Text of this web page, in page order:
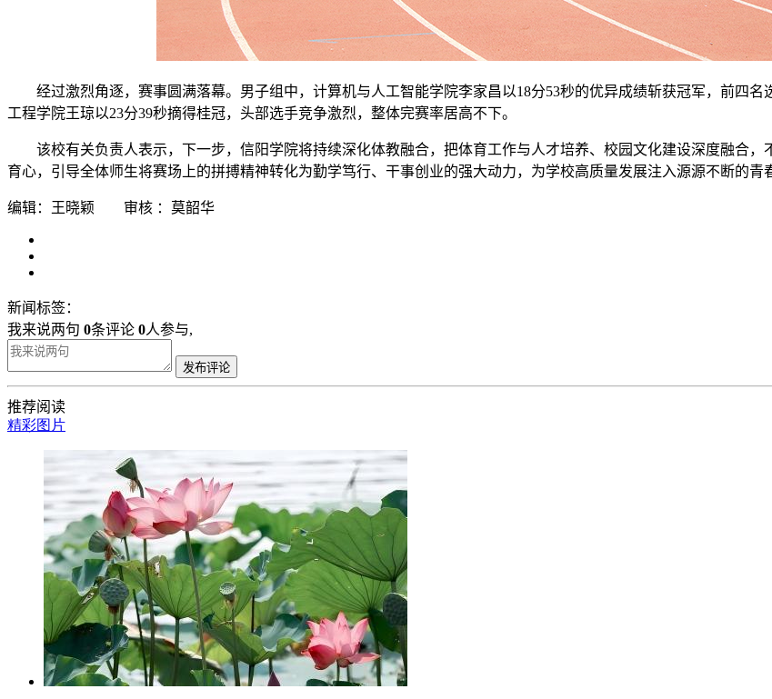
经过激烈角逐，赛事圆满落幕。男子组中，计算机与人工智能学院李家昌以18分53秒的优异成绩斩获冠军，前四
工程学院王琼以23分39秒摘得桂冠，头部选手竞争激烈，整体完赛率居高不下。
该校有关负责人表示，下一步，信阳学院将持续深化体教融合，把体育工作与人才培养、校园文化建设深度融合
育心，引导全体师生将赛场上的拼搏精神转化为勤学笃行、干事创业的强大动力，为学校高质量发展注入源源不断的青
编辑：王晓颖 审核 ：莫韶华
新闻标签：
我来说两句 0条评论 0人参与,
发布评论
推荐阅读